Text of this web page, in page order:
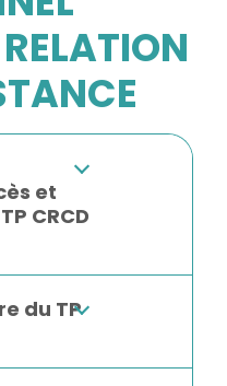
et
CRCD
du TP